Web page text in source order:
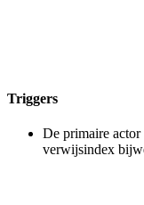
Triggers
De primaire
verwijsindex